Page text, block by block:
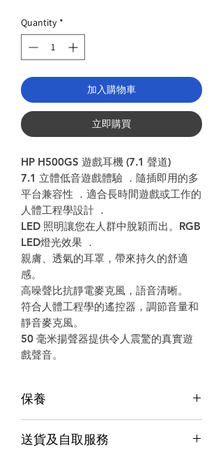
Quantity *
加入購物車
立即購買
HP H500GS 遊戲耳機 (7.1 聲道)
7.1 立體低音遊戲體驗 ．隨插即用的多
平台兼容性 ．適合長時間遊戲或工作的
人體工程學設計 ．
LED 照明讓您在人群中脫穎而出。 RGB
LED燈光效果 ．
親膚、透氣的耳罩，帶來持久的舒適
感。
高噪聲比抗靜電麥克風，語音清晰。
符合人體工程學的遙控器，調節音量和
靜音麥克風。
50 毫米揚聲器提供令人震驚的真實遊
戲聲音。
保養
香港行貨;香港代理提供本地保養和維
送貨及自取服務